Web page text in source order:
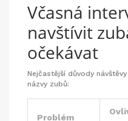
Včasná
navštívit
očekávat
Nejčastější důvody
názvy zubů:
Problém